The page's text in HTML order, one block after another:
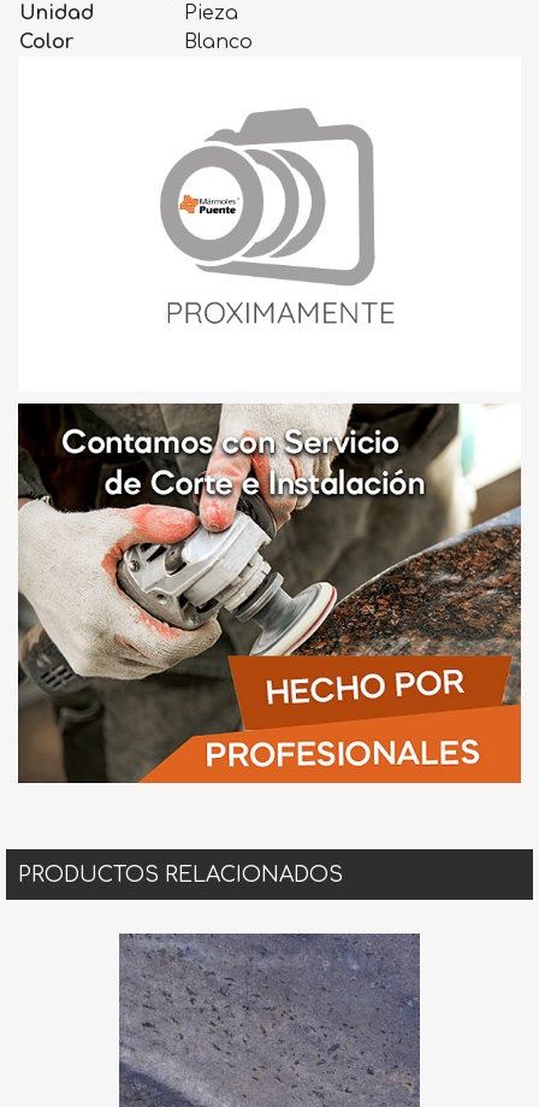
Unidad
Pieza
Color
Blanco
PRODUCTOS RELACIONADOS